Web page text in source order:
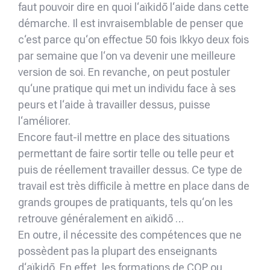
faut pouvoir dire en quoi l‘aïkidō l‘aide dans cette
démarche. Il est invraisemblable de penser que
c‘est parce qu‘on effectue 50 fois Ikkyo deux fois
par semaine que l‘on va devenir une meilleure
version de soi. En revanche, on peut postuler
qu‘une pratique qui met un individu face à ses
peurs et l‘aide à travailler dessus, puisse
l‘améliorer.
Encore faut-il mettre en place des situations
permettant de faire sortir telle ou telle peur et
puis de réellement travailler dessus. Ce type de
travail est très difficile à mettre en place dans de
grands groupes de pratiquants, tels qu‘on les
retrouve généralement en aïkidō …
En outre, il nécessite des compétences que ne
possèdent pas la plupart des enseignants
d‘aïkidō. En effet, les formations de CQP ou